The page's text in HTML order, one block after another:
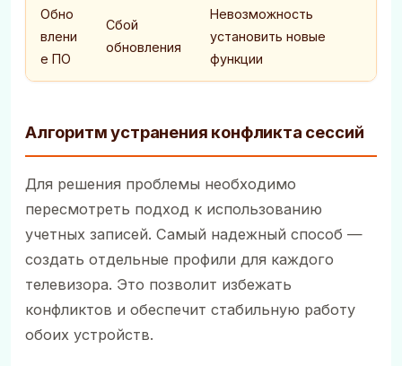
Обно
влени
е ПО
Сбой
обновления
Невозможность
установить новые
функции
Алгоритм устранения конфликта сессий
Для решения проблемы необходимо
пересмотреть подход к использованию
учетных записей. Самый надежный способ —
создать отдельные профили для каждого
телевизора. Это позволит избежать
конфликтов и обеспечит стабильную работу
обоих устройств.